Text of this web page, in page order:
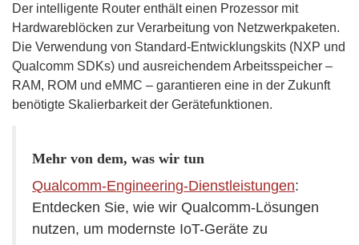
Der intelligente Router enthält einen Prozessor mit
Hardwareblöcken zur Verarbeitung von Netzwerkpaketen.
Die Verwendung von Standard-Entwicklungskits (NXP und
Qualcomm SDKs) und ausreichendem Arbeitsspeicher –
RAM, ROM und eMMC – garantieren eine in der Zukunft
benötigte Skalierbarkeit der Gerätefunktionen.
Mehr von dem, was wir tun
Qualcomm-Engineering-Dienstleistungen:
Entdecken Sie, wie wir Qualcomm-Lösungen
nutzen, um modernste IoT-Geräte zu